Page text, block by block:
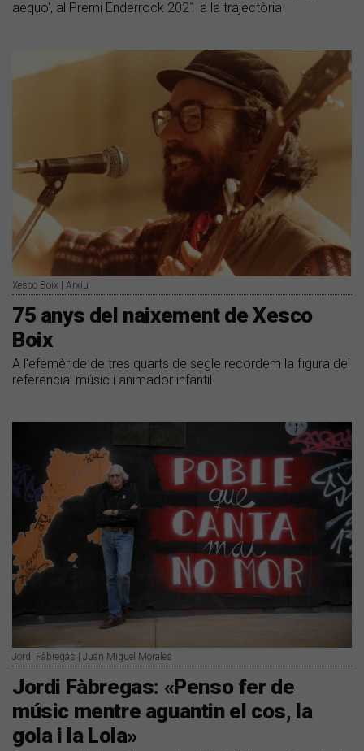
aequo', al Premi Enderrock 2021 a la trajectòria
Xesco Boix | Arxiu
75 anys del naixement de Xesco
Boix
A l'efemèride de tres quarts de segle recordem la figura del
referencial músic i animador infantil
Jordi Fàbregas | Juan Miguel Morales
Jordi Fàbregas: «Penso fer de
músic mentre aguantin el cos, la
gola i la Lola»